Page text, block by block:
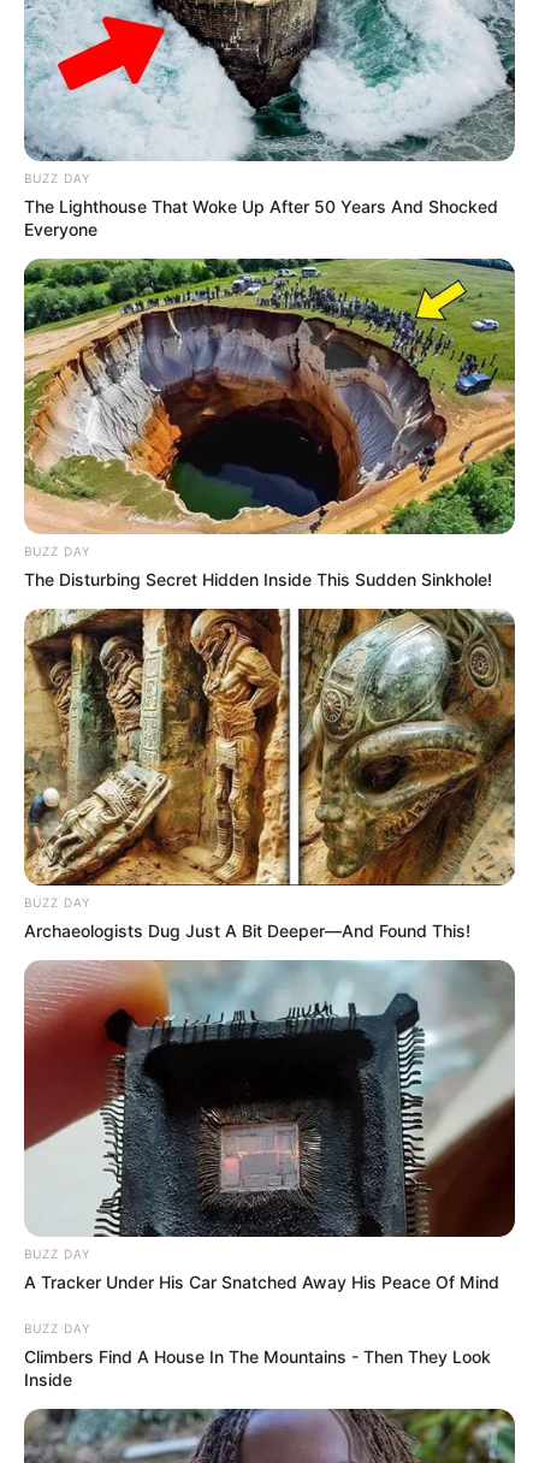
BUZZ DAY
The Lighthouse That Woke Up After 50 Years And Shocked
Everyone
BUZZ DAY
The Disturbing Secret Hidden Inside This Sudden Sinkhole!
BUZZ DAY
Archaeologists Dug Just A Bit Deeper—And Found This!
BUZZ DAY
A Tracker Under His Car Snatched Away His Peace Of Mind
BUZZ DAY
Climbers Find A House In The Mountains - Then They Look
Inside